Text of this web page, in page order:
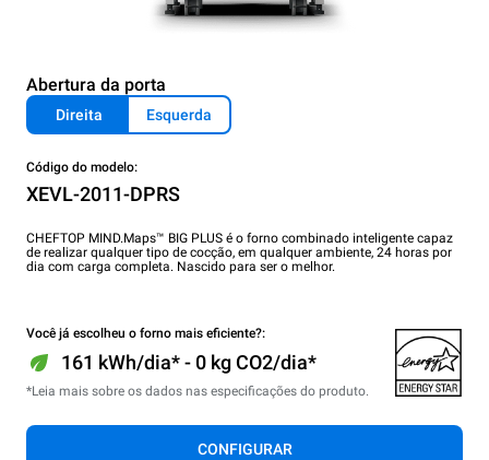
Abertura da porta
Direita Esquerda
Código do modelo:
XEVL-2011-DPRS
CHEFTOP MIND.Maps™ BIG PLUS é o forno combinado inteligente capaz
de realizar qualquer tipo de cocção, em qualquer ambiente, 24 horas por
dia com carga completa. Nascido para ser o melhor.
Você já escolheu o forno mais eficiente?:
161 kWh/dia* - 0 kg CO2/dia*
*Leia mais sobre os dados nas especificações do produto.
CONFIGURAR